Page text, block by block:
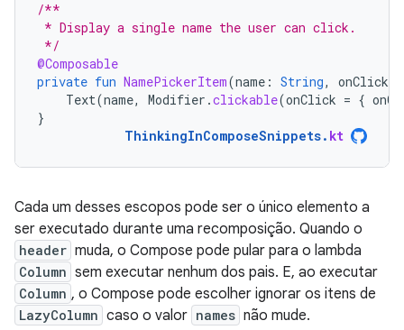
/**
* Display a single name the user can click.
*/
@Composable
private fun NamePickerItem(name : String, onClicked
Text(name, Modifier .clickable(onClick = {
}
ThinkingInComposeSnippets. kt
Cada um desses escopos pode ser o único elemento a
ser executado durante uma recomposição. Quando o
header muda, o Compose pode pular para o lambda
Column sem executar nenhum dos pais. E, ao executar
Column , o Compose pode escolher ignorar os itens de
LazyColumn caso o valor names não mude.